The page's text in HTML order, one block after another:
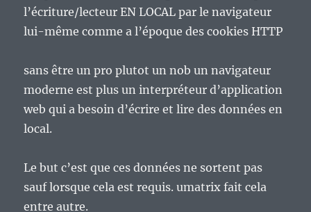
l’écriture/lecteur EN LOCAL par le navigateur
lui-même comme a l’époque des cookies HTTP
sans être un pro plutot un nob un navigateur
moderne est plus un interpréteur d’application
web qui a besoin d’écrire et lire des données en
local.
Le but c’est que ces données ne sortent pas
sauf lorsque cela est requis. umatrix fait cela
entre autre.